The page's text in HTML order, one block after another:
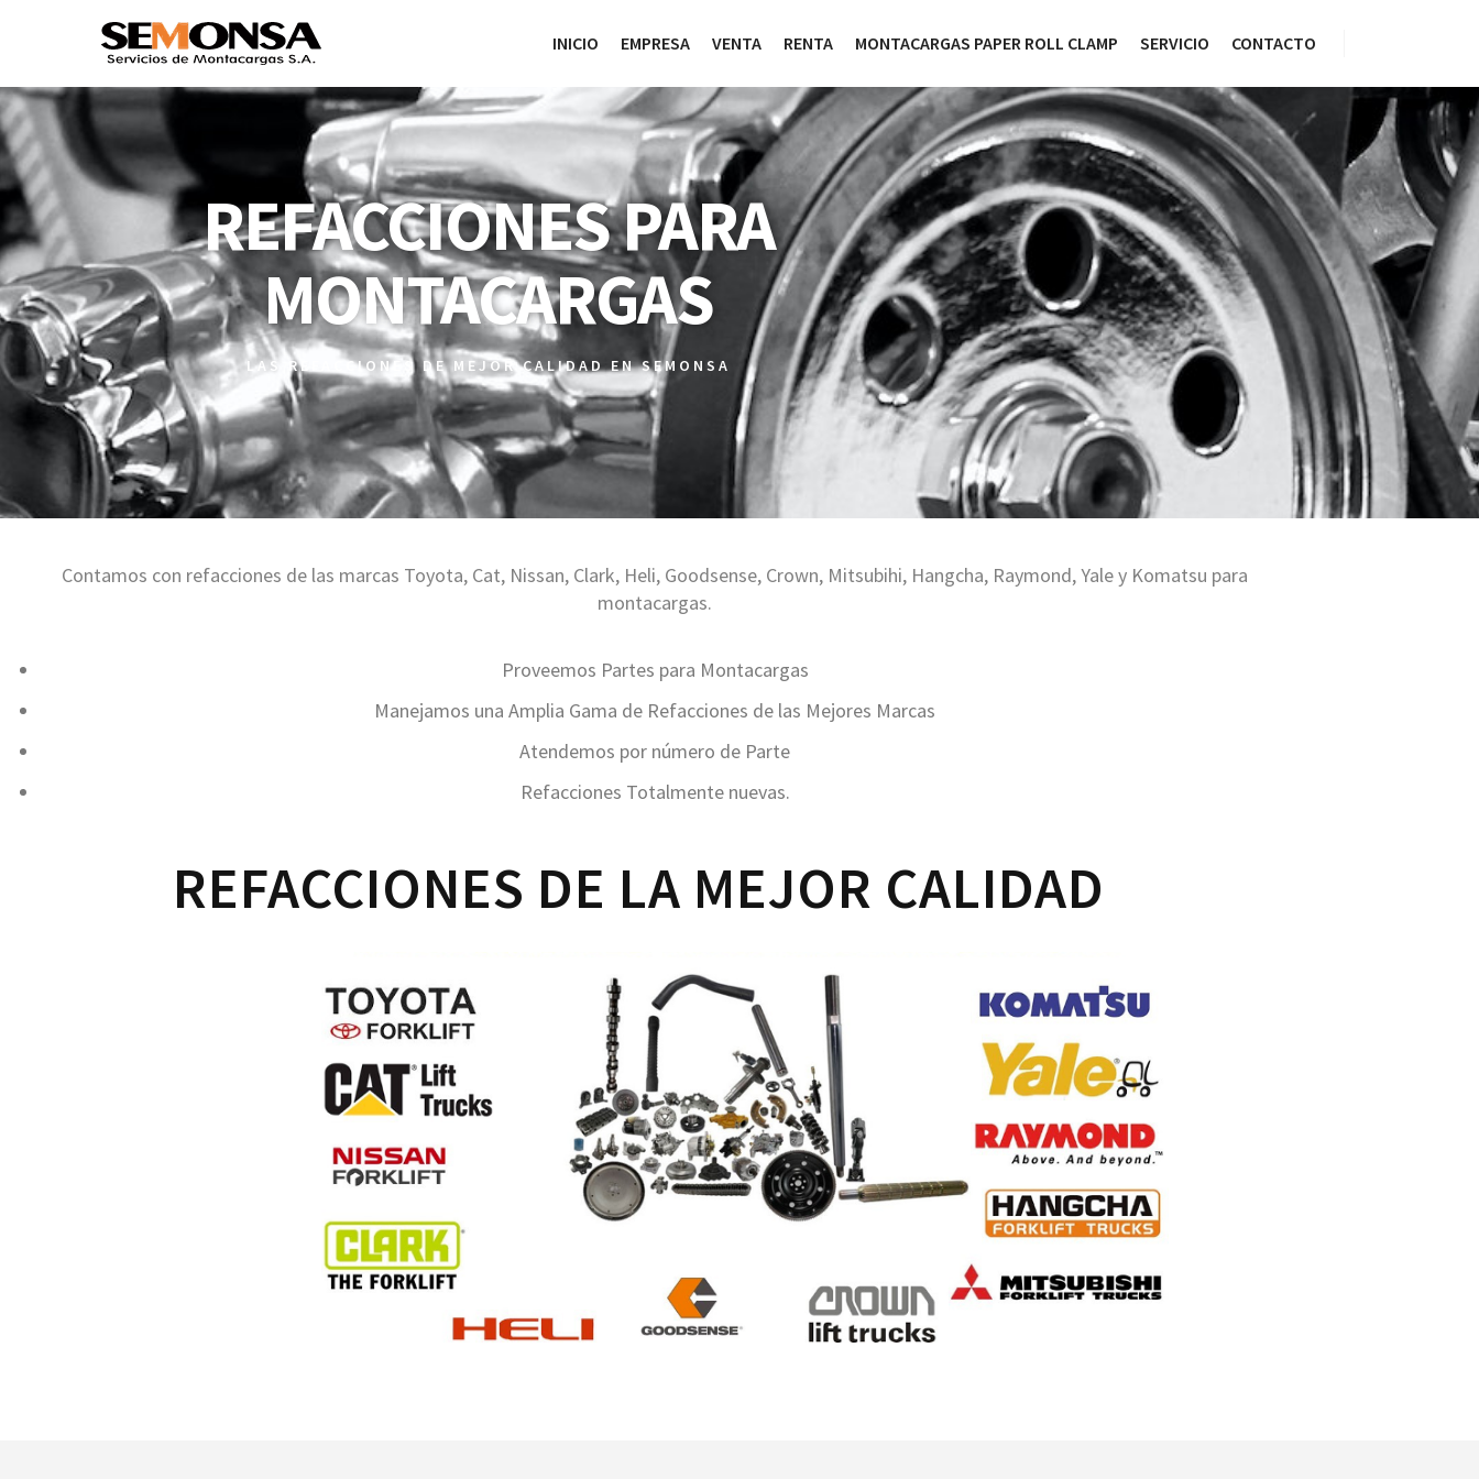
INICIO EMPRESA VENTA RENTA MONTACARGAS PAPER ROLL CLAMP SERVICIO CONTACTO
REFACCIONES PARA
MONTACARGAS
LAS REFACCIONES DE MEJOR CALIDAD EN SEMONSA
Contamos con refacciones de las marcas Toyota, Cat, Nissan, Clark, Heli, Goodsense, Crown, Mitsubihi, Hangcha, Raymond, Yale y Komatsu para
montacargas.
Proveemos Partes para Montacargas
Manejamos una Amplia Gama de Refacciones de las Mejores Marcas
Atendemos por número de Parte
Refacciones Totalmente nuevas.
REFACCIONES DE LA MEJOR CALIDAD